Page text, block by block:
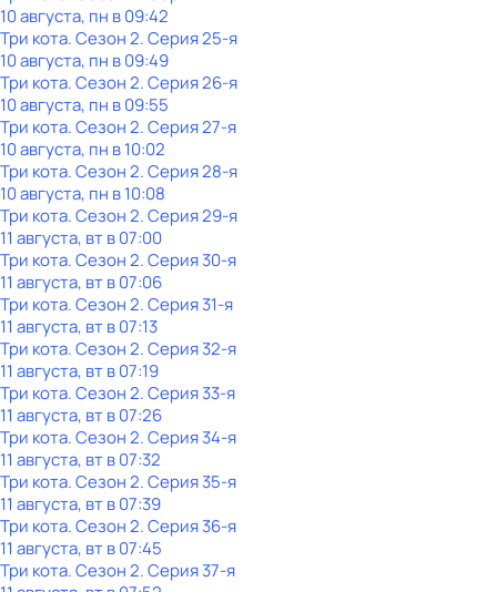
10 августа, пн в 09:42
Три кота. Сезон 2. Серия 25-я
10 августа, пн в 09:49
Три кота. Сезон 2. Серия 26-я
10 августа, пн в 09:55
Три кота. Сезон 2. Серия 27-я
10 августа, пн в 10:02
Три кота. Сезон 2. Серия 28-я
10 августа, пн в 10:08
Три кота. Сезон 2. Серия 29-я
11 августа, вт в 07:00
Три кота. Сезон 2. Серия 30-я
11 августа, вт в 07:06
Три кота. Сезон 2. Серия 31-я
11 августа, вт в 07:13
Три кота. Сезон 2. Серия 32-я
11 августа, вт в 07:19
Три кота. Сезон 2. Серия 33-я
11 августа, вт в 07:26
Три кота. Сезон 2. Серия 34-я
11 августа, вт в 07:32
Три кота. Сезон 2. Серия 35-я
11 августа, вт в 07:39
Три кота. Сезон 2. Серия 36-я
11 августа, вт в 07:45
Три кота. Сезон 2. Серия 37-я